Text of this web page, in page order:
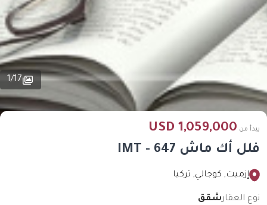
1/17
فلل أك ماش IMT - 647
يبدأ من 1,059,000 USD
إزميت, كوجالي, تركيا
نوع العقارشقق